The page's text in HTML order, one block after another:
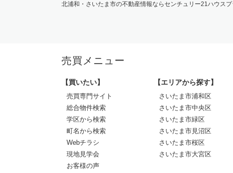
北浦和・さいたま市の不動産情報ならセンチュリー21ハウス
売買メニュー
【買いたい】
売買専門サイト
総合物件検索
学区から検索
町名から検索
Webチラシ
現地見学会
お客様の声
【エリアから探す】
さいたま市浦和区
さいたま市中央区
さいたま市緑区
さいたま市見沼区
さいたま市桜区
さいたま市大宮区